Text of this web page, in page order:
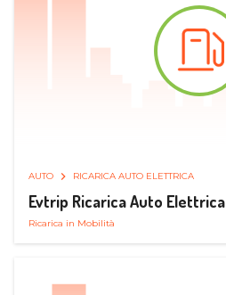
AUTO RICARICA AUTO ELETTRICA
Evtrip Ricarica Auto Elettrica
Ricarica in Mobilità